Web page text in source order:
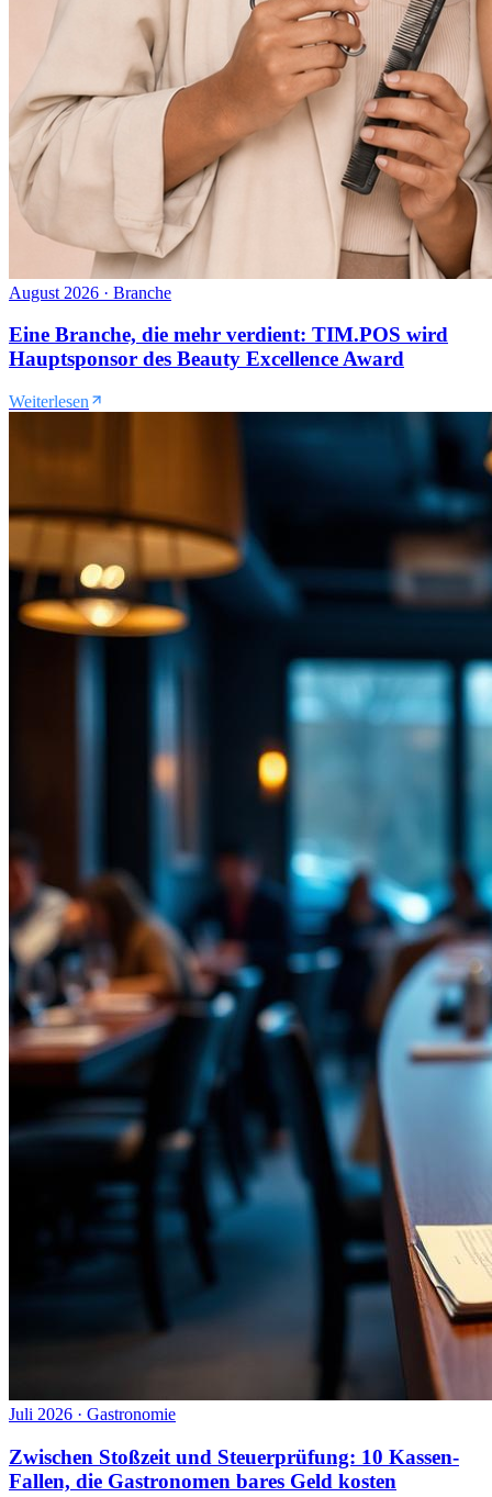
August 2026 · Branche
Eine Branche, die mehr verdient: TIM.POS wird
Hauptsponsor des Beauty Excellence Award
Weiterlesen
Juli 2026 · Gastronomie
Zwischen Stoßzeit und Steuerprüfung: 10 Kassen-
Fallen, die Gastronomen bares Geld kosten